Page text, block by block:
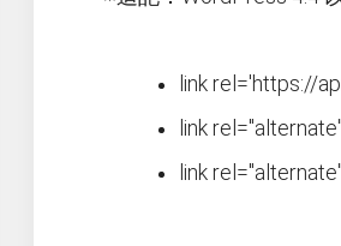
link rel='https://
link
link